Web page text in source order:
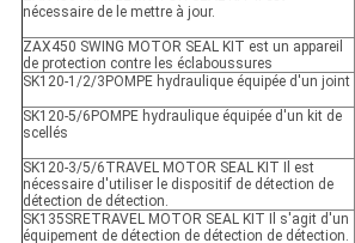
nécessaire de le mettre à jour.
ZAX450 SWING MOTOR SEAL KIT est un appareil
de protection contre les éclaboussures
SK120-1/2/3POMPE hydraulique équipée d'un joint
SK120-5/6POMPE hydraulique équipée d'un kit de
scellés
SK120-3/5/6TRAVEL MOTOR SEAL KIT Il est
nécessaire d'utiliser le dispositif de détection de
détection de détection.
SK135SRETRAVEL MOTOR SEAL KIT Il s'agit d'un
équipement de détection de détection de détection.